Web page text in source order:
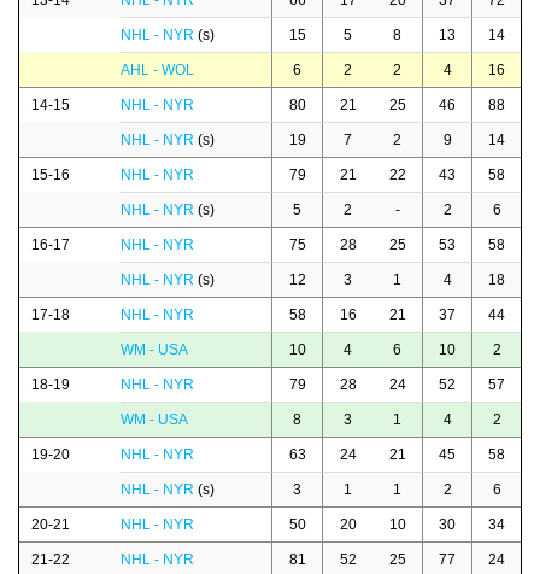
NHL - NYR (s) 15 5 8 13 14
AHL - WOL 6 2 2 4 16
14-15 NHL - NYR 80 21 25 46 88
NHL - NYR (s) 19 7 2 9 14
15-16 NHL - NYR 79 21 22 43 58
NHL - NYR (s) 5 2 - 2 6
16-17 NHL - NYR 75 28 25 53 58
NHL - NYR (s) 12 3 1 4 18
17-18 NHL - NYR 58 16 21 37 44
WM - USA 10 4 6 10 2
18-19 NHL - NYR 79 28 24 52 57
WM - USA 8 3 1 4 2
19-20 NHL - NYR 63 24 21 45 58
NHL - NYR (s) 3 1 1 2 6
20-21 NHL - NYR 50 20 10 30 34
21-22 NHL - NYR 81 52 25 77 24